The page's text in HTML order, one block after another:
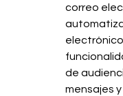
correo
de
mensajes